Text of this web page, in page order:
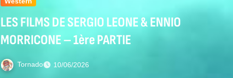
LES FILMS DE SERGIO LEONE & ENNIO
MORRICONE – 1ère PARTIE
Tornado 10/06/2026